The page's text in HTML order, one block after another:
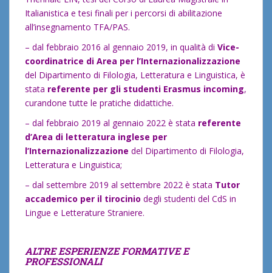
Italianistica e tesi finali per i percorsi di abilitazione
all’insegnamento TFA/PAS.
– dal febbraio 2016 al gennaio 2019, in qualità di Vice-
coordinatrice di Area per l’Internazionalizzazione
del Dipartimento di Filologia, Letteratura e Linguistica, è
stata referente per gli studenti Erasmus incoming,
curandone tutte le pratiche didattiche.
– dal febbraio 2019 al gennaio 2022 è stata referente
d’Area di letteratura inglese per
l’Internazionalizzazione del Dipartimento di Filologia,
Letteratura e Linguistica;
– dal settembre 2019 al settembre 2022 è stata Tutor
accademico per il tirocinio degli studenti del CdS in
Lingue e Letterature Straniere.
ALTRE ESPERIENZE FORMATIVE E
PROFESSIONALI